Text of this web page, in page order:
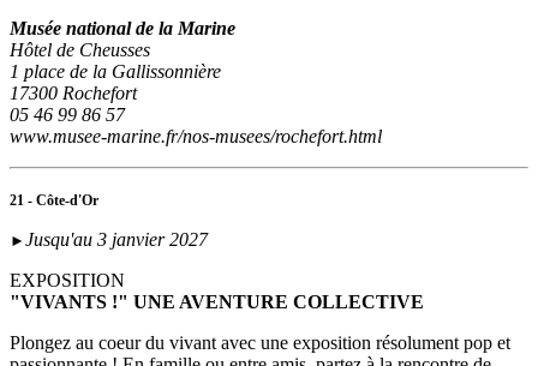
Musée national de la Marine
Hôtel de Cheusses
1 place de la Gallissonnière
17300 Rochefort
05 46 99 86 57
www.musee-marine.fr/nos-musees/rochefort.html
21 - Côte-d'Or
► Jusqu'au 3 janvier 2027
EXPOSITION
"VIVANTS !" UNE AVENTURE COLLECTIVE
Plongez au coeur du vivant avec une exposition résolument pop et